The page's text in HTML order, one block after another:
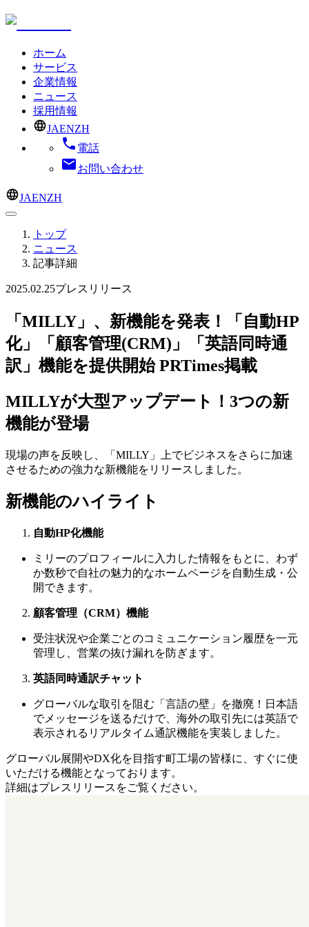
ホーム
サービス
企業情報
ニュース
採用情報
JAENZH
電話
お問い合わせ
JAENZH
トップ
ニュース
記事詳細
2025.02.25プレスリリース
「MILLY」、新機能を発表！「自動HP
化」「顧客管理(CRM)」「英語同時通
訳」機能を提供開始 PRTimes掲載
MILLYが大型アップデート！3つの新
機能が登場
現場の声を反映し、「MILLY」上でビジネスをさらに加速
させるための強力な新機能をリリースしました。
新機能のハイライト
自動HP化機能
ミリーのプロフィールに入力した情報をもとに、わず
か数秒で自社の魅力的なホームページを自動生成・公
開できます。
顧客管理（CRM）機能
受注状況や企業ごとのコミュニケーション履歴を一元
管理し、営業の抜け漏れを防ぎます。
英語同時通訳チャット
グローバルな取引を阻む「言語の壁」を撤廃！日本語
でメッセージを送るだけで、海外の取引先には英語で
表示されるリアルタイム通訳機能を実装しました。
グローバル展開やDX化を目指す町工場の皆様に、すぐに使
いただける機能となっております。
詳細はプレスリリースをご覧ください。